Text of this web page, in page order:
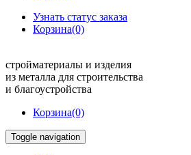
Узнать статус заказа
Корзина(0)
стройматериалы и изделия
из металла для строительства
и благоустройства
Корзина(0)
Toggle navigation